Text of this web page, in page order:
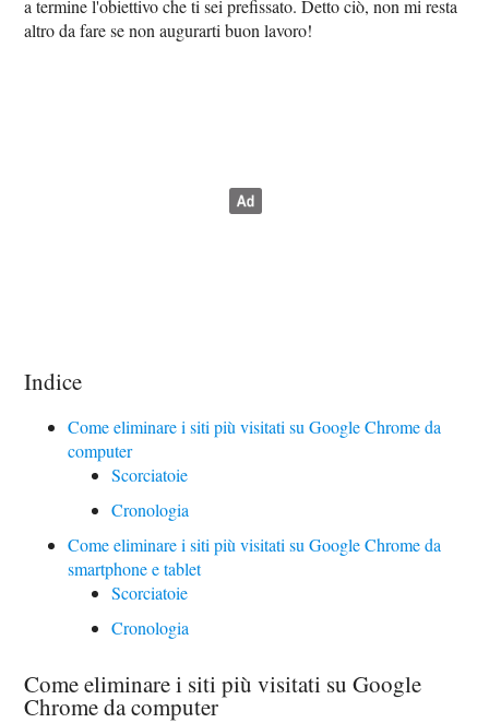
a termine l'obiettivo che ti sei prefissato. Detto ciò, non mi resta
altro da fare se non augurarti buon lavoro!
Indice
Come eliminare i siti più visitati su Google Chrome da
computer
Scorciatoie
Cronologia
Come eliminare i siti più visitati su Google Chrome da
smartphone e tablet
Scorciatoie
Cronologia
Come eliminare i siti più visitati su Google
Chrome da computer